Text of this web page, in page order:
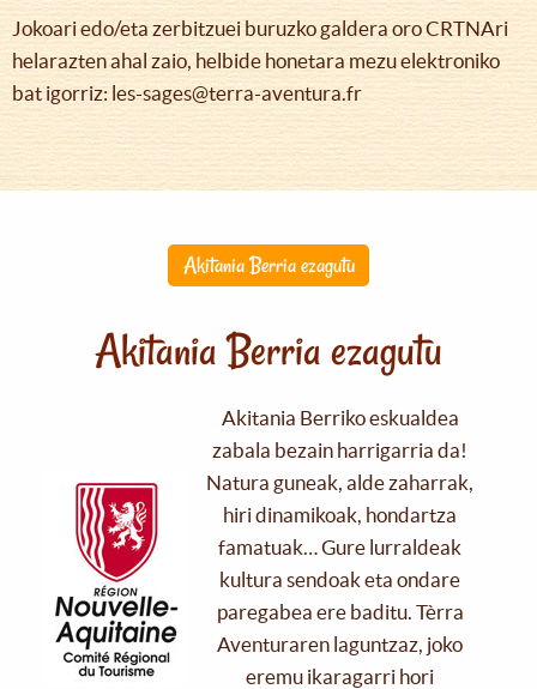
Jokoari edo/eta zerbitzuei buruzko galdera oro CRTNAri
helarazten ahal zaio, helbide honetara mezu elektroniko
bat igorriz: les-sages@terra-aventura.fr
Akitania Berria ezagutu
Akitania Berria ezagutu
Akitania Berriko eskualdea
zabala bezain harrigarria da!
Natura guneak, alde zaharrak,
hiri dinamikoak, hondartza
famatuak… Gure lurraldeak
kultura sendoak eta ondare
paregabea ere baditu. Tèrra
Aventuraren laguntzaz, joko
eremu ikaragarri hori